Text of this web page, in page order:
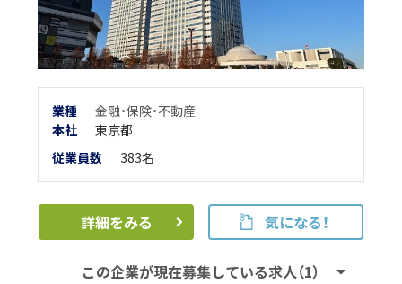
業種
金融・保険・不動産
本社
東京都
従業員数
383名
詳細をみる 気になる！
この企業が現在募集している求人（1）